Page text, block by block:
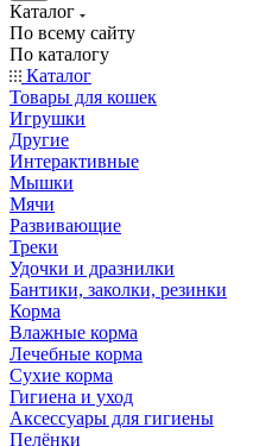
Каталог
По всему сайту
По каталогу
Каталог
Товары для кошек
Игрушки
Другие
Интерактивные
Мышки
Мячи
Развивающие
Треки
Удочки и дразнилки
Бантики, заколки, резинки
Корма
Влажные корма
Лечебные корма
Сухие корма
Гигиена и уход
Аксессуары для гигиены
Пелёнки